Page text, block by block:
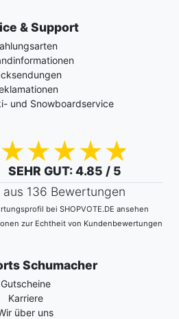
& Support
und Snowboardservice
SEHR GUT: 4.85 / 5
aus 136 Bewertungen
bei SHOPVOTE.DE ansehen
zur Echtheit von Kundenbewertungen
Schumacher
Gutscheine
Karriere
über uns